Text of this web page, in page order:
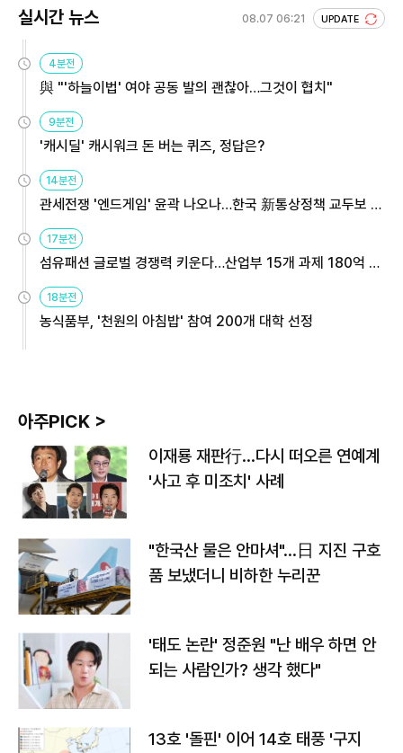
실시간 뉴스 08.07 06:21 UPDATE
4분전
與 "'하늘이법' 여야 공동 발의 괜찮아…그것이 협치"
9분전
'캐시딜' 캐시워크 돈 버는 퀴즈, 정답은?
14분전
관세전쟁 '엔드게임' 윤곽 나오나…한국 新통상정책 교두보 활
용해야
17분전
섬유패션 글로벌 경쟁력 키운다…산업부 15개 과제 180억 지
원
18분전
농식품부, '천원의 아침밥' 참여 200개 대학 선정
아주PICK >
이재룡 재판行…다시 떠오른 연예계
'사고 후 미조치' 사례
"한국산 물은 안마셔"…日 지진 구호
품 보냈더니 비하한 누리꾼
'태도 논란' 정준원 "난 배우 하면 안
되는 사람인가? 생각 했다"
13호 '돌핀' 이어 14호 태풍 '구지